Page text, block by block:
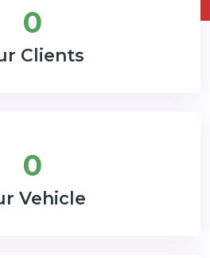
0
Clients
0
Vehicle